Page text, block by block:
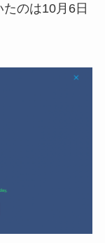
のは10月6日